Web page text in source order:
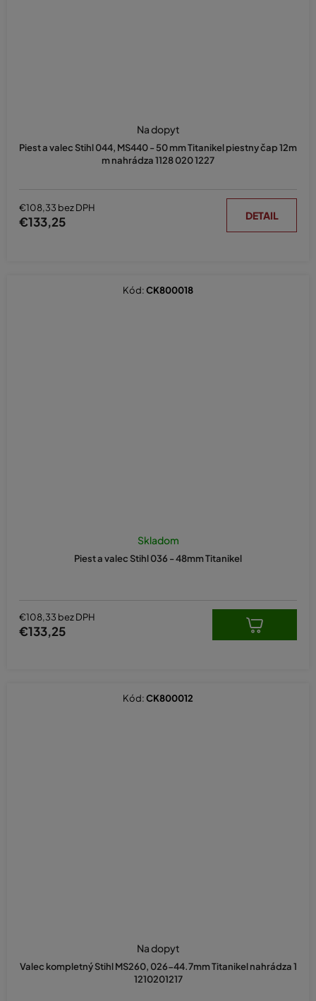
Piest a valec Stihl 044, MS440 - 50 mm Titanikel piestny čap 12m
m nahrádza 1128 020 1227
Na dopyt
€108,33 bez DPH
€133,25 DETAIL
Piest a valec Stihl 036 - 48mm Titanikel
Skladom
€108,33 bez DPH
€133,25
Kód:CK800018
Valec kompletný Stihl MS260, 026-44.7mm Titanikel nahrádza 1
1210201217
Na dopyt
Kód:CK800012